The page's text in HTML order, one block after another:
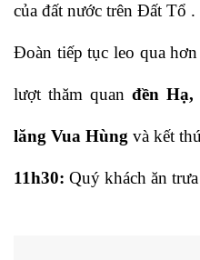
của đất nước trên Đất Tổ .
Đoàn tiếp tục leo qua
lượt thăm quan đền Hạ,
lăng Vua Hùng và kết
11h30: Quý khách ăn